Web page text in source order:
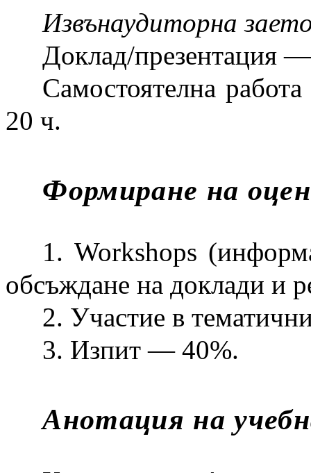
Извънаудиторна
Доклад/презентация
Самостоятелна
20 ч.
Формиране на
1. Workshops
обсъждане на доклади и
2. Участие в
3. Изпит — 40%.
Анотация на